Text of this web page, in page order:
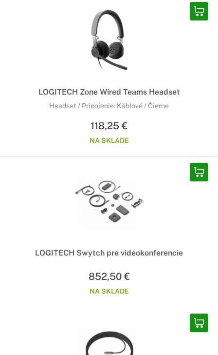
LOGITECH Zone Wired Teams Headset
Headset / Pripojenie: Káblové / Čierne
118,25 €
NA SKLADE
LOGITECH Swytch pre videokonferencie
852,50 €
NA SKLADE